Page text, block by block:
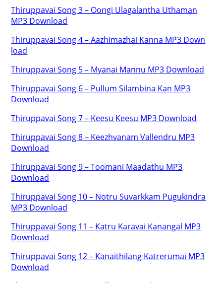
Thiruppavai Song 3 – Oongi Ulagalantha Uthaman
MP3 Download
Thiruppavai Song 4 – Aazhimazhai Kanna MP3 Down
load
Thiruppavai Song 5 – Myanai Mannu MP3 Download
Thiruppavai Song 6 – Pullum Silambina Kan MP3
Download
Thiruppavai Song 7 – Keesu Keesu MP3 Download
Thiruppavai Song 8 – Keezhvanam Vallendru MP3
Download
Thiruppavai Song 9 – Toomani Maadathu MP3
Download
Thiruppavai Song 10 – Notru Suvarkkam Pugukindra
MP3 Download
Thiruppavai Song 11 – Katru Karavai Kanangal MP3
Download
Thiruppavai Song 12 – Kanaithilang Katrerumai MP3
Download